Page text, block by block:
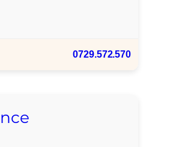
0729.572.570